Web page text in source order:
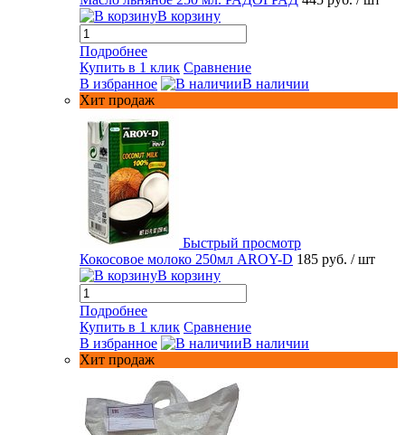
В корзину
Подробнее
Купить в 1 клик Сравнение
В избранное
В наличии
Хит продаж
Быстрый просмотр
Кокосовое молоко 250мл AROY-D 185 руб. / шт
В корзину
Подробнее
Купить в 1 клик Сравнение
В избранное
В наличии
Хит продаж